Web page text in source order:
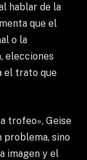
hablar de la
que el
o la
elecciones
el trato que
trofeo», Geise
problema, sino
imagen y el